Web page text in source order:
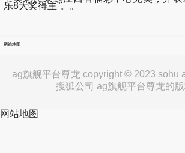
乐8大奖得主”。。
网站地图
ag旗舰平台尊龙 copyright © 2023 sohu
搜狐公司 ag旗舰平台尊龙的
网站地图